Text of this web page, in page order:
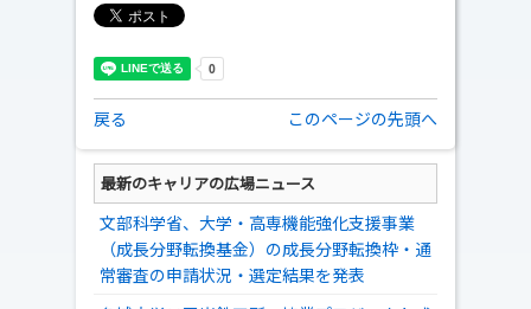
戻る このページの先頭へ
最新のキャリアの広場ニュース
文部科学省、大学・高専機能強化支援事業
（成長分野転換基金）の成長分野転換枠・通
常審査の申請状況・選定結果を発表